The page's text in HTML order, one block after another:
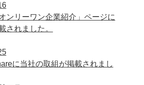
ンリーワン企業紹介」ページに
されました。
に当社の取組が掲載されまし